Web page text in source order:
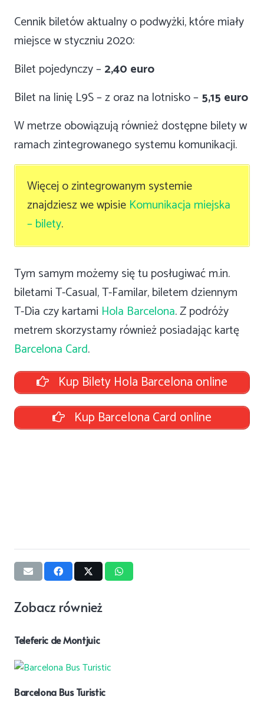
Cennik biletów aktualny o podwyżki, które miały
miejsce w styczniu 2020:
Bilet pojedynczy – 2,40 euro
Bilet na linię L9S – z oraz na lotnisko – 5,15 euro
W metrze obowiązują również dostępne bilety w
ramach zintegrowanego systemu komunikacji.
Więcej o zintegrowanym systemie
znajdziesz we wpisie Komunikacja miejska
– bilety.
Tym samym możemy się tu posługiwać m.in.
biletami T-Casual, T-Familar, biletem dziennym
T-Dia czy kartami Hola Barcelona. Z podróży
metrem skorzystamy również posiadając kartę
Barcelona Card.
Kup Bilety Hola Barcelona online
Kup Barcelona Card online
Zobacz również
Teleferic de Montjuic
Barcelona Bus Turistic